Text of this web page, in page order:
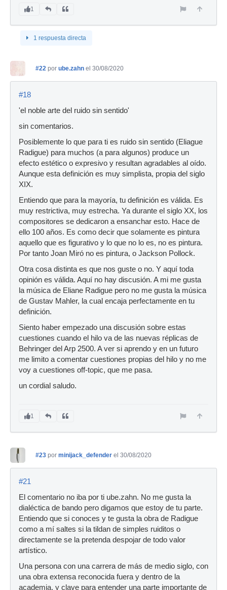
1
1 respuesta directa
#22 por ube.zahn el 30/08/2020
#18
'el noble arte del ruido sin sentido'
sin comentarios.
Posiblemente lo que para ti es ruido sin sentido (Eliague
Radigue) para muchos (a para algunos) produce un
efecto estético o expresivo y resultan agradables al oído.
Aunque esta definición es muy simplista, propia del siglo
XIX.
Entiendo que para la mayoría, tu definición es válida. Es
muy restrictiva, muy estrecha. Ya durante el siglo XX, los
compositores se dedicaron a ensanchar esto. Hace de
ello 100 años. Es como decir que solamente es pintura
aquello que es figurativo y lo que no lo es, no es pintura.
Por tanto Joan Miró no es pintura, o Jackson Pollock.
Otra cosa distinta es que nos guste o no. Y aquí toda
opinión es válida. Aquí no hay discusión. A mi me gusta
la música de Eliane Radigue pero no me gusta la música
de Gustav Mahler, la cual encaja perfectamente en tu
definición.
Siento haber empezado una discusión sobre estas
cuestiones cuando el hilo va de las nuevas réplicas de
Behringer del Arp 2500. A ver si aprendo y en un futuro
me limito a comentar cuestiones propias del hilo y no me
voy a cuestiones off-topic, que me pasa.
un cordial saludo.
1
#23 por minijack_defender el 30/08/2020
#21
El comentario no iba por ti ube.zahn. No me gusta la
dialéctica de bando pero digamos que estoy de tu parte.
Entiendo que si conoces y te gusta la obra de Radigue
como a mí saltes si la tildan de simples ruiditos o
directamente se la pretenda despojar de todo valor
artístico.
Una persona con una carrera de más de medio siglo, con
una obra extensa reconocida fuera y dentro de la
academia, y clave para entender una parte importante de